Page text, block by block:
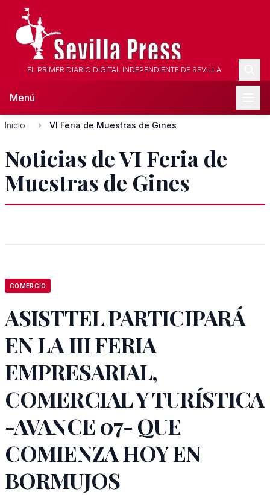
EL PRIMER DIARIO DIGITAL INDEPENDIENTE DE SEVILLA
Menú
Inicio VI Feria de Muestras de Gines
Noticias de VI Feria de
Muestras de Gines
COMERCIO
ASISTTEL PARTICIPARÁ
EN LA III FERIA
EMPRESARIAL,
COMERCIAL Y TURÍSTICA
-AVANCE 07- QUE
COMIENZA HOY EN
BORMUJOS